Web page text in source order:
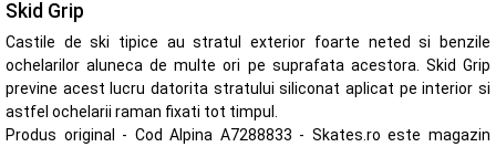
Skid Grip
Castile de ski tipice au stratul exterior foarte neted si benzile
ochelarilor aluneca de multe ori pe suprafata acestora. Skid Grip
previne acest lucru datorita stratului siliconat aplicat pe interior si
astfel ochelarii raman fixati tot timpul.
Produs original - Cod Alpina A7288833 - Skates.ro este magazin